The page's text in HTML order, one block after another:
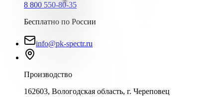
8 800 550-80-35
Бесплатно по России
info@pk-spectr.ru
Производство
162603, Вологодская область, г. Череповец